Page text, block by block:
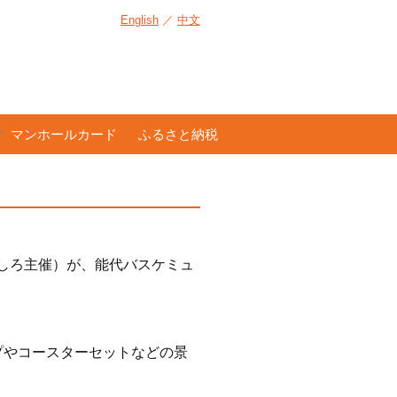
English ／ 中文
マンホールカード ふるさと納税
主催）が、能代バスケミュ
コースターセットなどの景